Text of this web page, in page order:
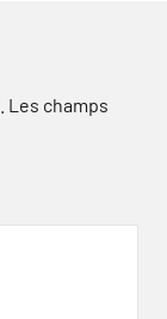
Les champs